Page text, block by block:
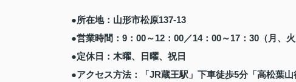
●所在地：山形市松原137-13
●営業時間：9：00～12：00／14：00～17：30（月、
●定休日：木曜、日曜、祝日
●アクセス方法：「JR蔵王駅」下車徒歩5分「高松葉